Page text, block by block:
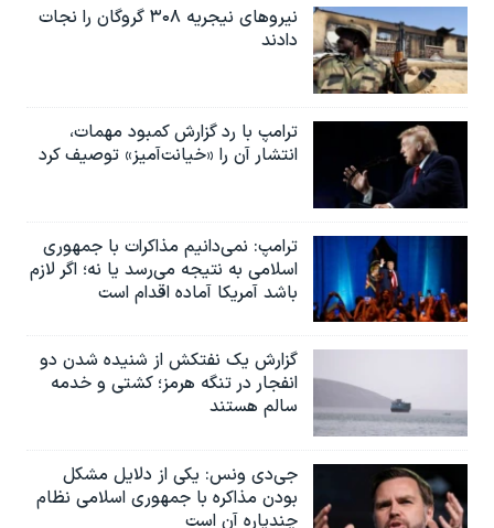
نیروهای نیجریه‌ ۳۰۸ گروگان را نجات
دادند
ترامپ با رد گزارش کمبود مهمات،
انتشار آن را «خیانت‌آمیز» توصیف کرد
ترامپ: نمی‌دانیم مذاکرات با جمهوری
اسلامی به نتیجه می‌رسد یا نه؛ اگر لازم
باشد آمریکا آماده اقدام است
گزارش یک نفتکش از شنیده شدن دو
انفجار در تنگه هرمز؛ کشتی و خدمه
سالم هستند
جی‌دی ونس: یکی از دلایل مشکل
بودن مذاکره با جمهوری اسلامی نظام
چندپاره آن است